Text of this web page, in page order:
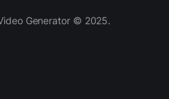
Generator © 2025.